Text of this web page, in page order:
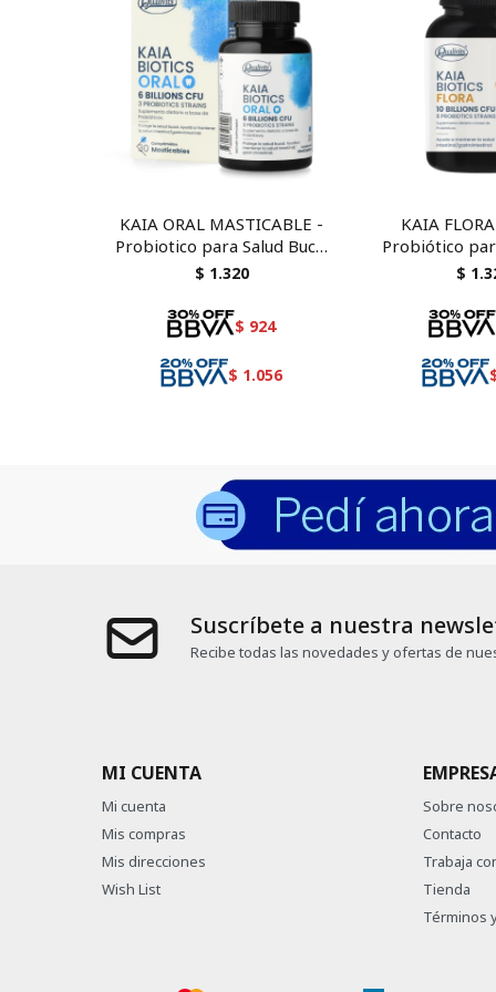
KAIA ORAL MASTICABLE -
Probiotico para Salud Bucal
y Aliento
$ 1.320
$ 924
$ 1.056
KAIA
Probiótico
Intestinal con
$
Suscríbete a nuestra
Recibe todas las novedades y ofertas de
MI CUENTA
Mi cuenta
Mis compras
Mis direcciones
Wish List
Sobre
Contacto
Trabaja
Tienda
Términos